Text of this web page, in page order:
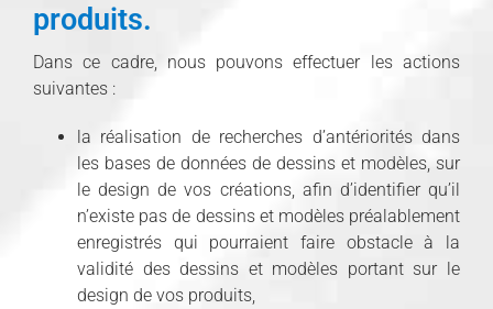
produits.
Dans ce cadre, nous pouvons effectuer les actions
suivantes :
la réalisation de recherches d’antériorités dans
les bases de données de dessins et modèles, sur
le design de vos créations, afin d’identifier qu’il
n’existe pas de dessins et modèles préalablement
enregistrés qui pourraient faire obstacle à la
validité des dessins et modèles portant sur le
design de vos produits,